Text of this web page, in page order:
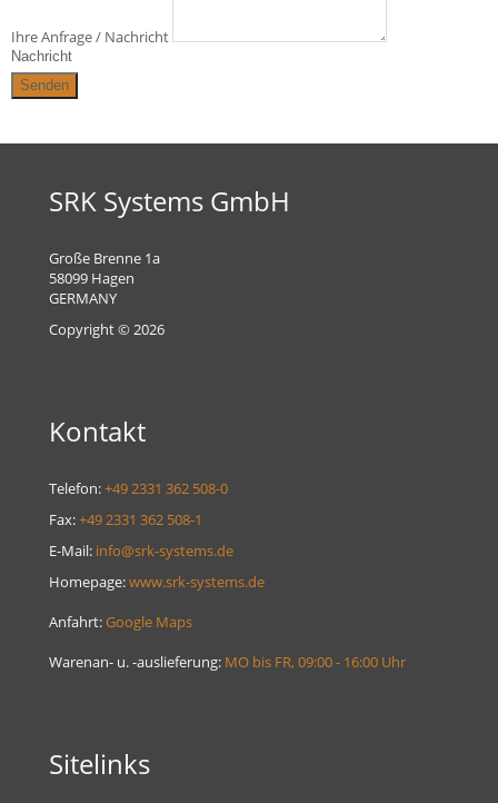
Ihre Anfrage / Nachricht
Nachricht
SRK Systems GmbH
Große Brenne 1a
58099 Hagen
GERMANY
Copyright © 2026
Kontakt
Telefon:+49 2331 362 508-0
Fax:+49 2331 362 508-1
E-Mail: info@srk-systems.de
Homepage:www.srk-systems.de
Anfahrt:Google Maps
Warenan- u. -auslieferung: MO bis FR, 09:00 - 16:00 Uhr
Sitelinks